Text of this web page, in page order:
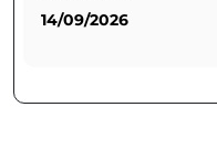
14/09/2026